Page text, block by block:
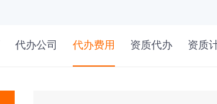
代办公司 代办费用 资质代办 资质